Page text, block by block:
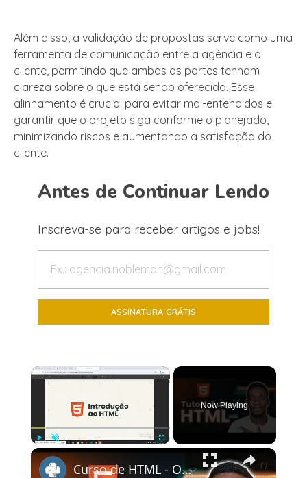
Além disso, a validação de propostas serve como uma
ferramenta de comunicação entre a agência e o
cliente, permitindo que ambas as partes tenham
clareza sobre o que está sendo oferecido. Esse
alinhamento é crucial para evitar mal-entendidos e
garantir que o projeto siga conforme o planejado,
minimizando riscos e aumentando a satisfação do
cliente.
Antes de Continuar Lendo
Inscreva-se para receber artigos e jobs!
×
Now Playing
×
Curso de HTML - O que é HTML? Instalando o VSCODE